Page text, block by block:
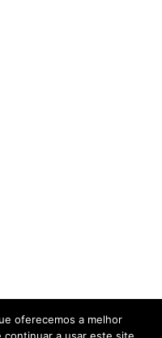
oferecemos a melhor